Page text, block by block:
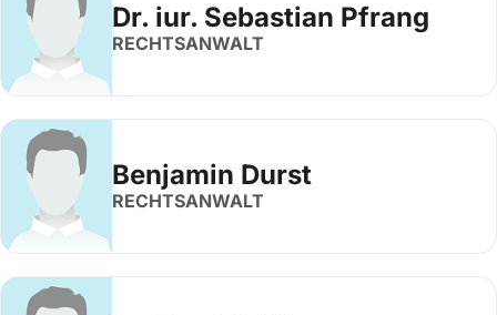
Dr. iur. Sebastian Pfrang
RECHTSANWALT
Benjamin Durst
RECHTSANWALT